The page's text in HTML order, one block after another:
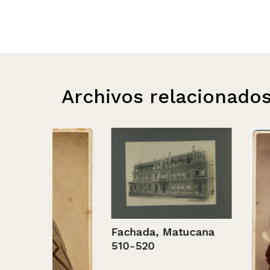
Archivos
Fachada, Matucana
510-520